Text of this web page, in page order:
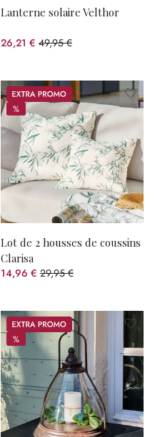
Lanterne solaire Velthor
26,21 € 49,95 €
(47.53%spared)
Promos
%
%
Lot de 2 housses de coussins
Clarisa
14,96 € 29,95 €
(50.05%spared)
Promos
%
%